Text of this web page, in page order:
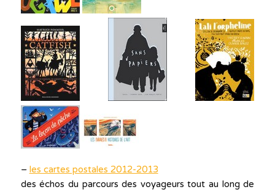
– les cartes postales 2012-2013
des échos du parcours des voyageurs tout au long de